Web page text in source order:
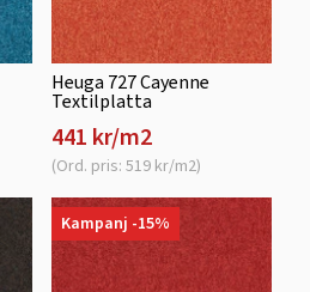
Heuga 727 Cayenne
Textilplatta
441 kr/m2
(Ord. pris: 519 kr/m2)
Kampanj -15%